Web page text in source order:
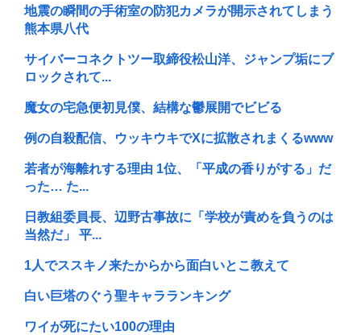
地震の瞬間の手術室の防犯カメラが開示されてしまう
熊本県八代
サイバーコネクトツー取締役松山洋、ジャンプ垢にブ
ロックされて...
魔女の宅急便初見僕、結構な鬱展開でビビる
例の自殺配信、ウッキウキでXに拡散されまくるwww
若者が海離れする理由 1位、「平成の香りがする」だ
った… た...
日教組委員長、辺野古事故に「学校が責めを負うのは
当然だ」 平...
1人でススキノ来たからから面白いとこ教えて
白い巨塔のぐう聖キャラランキング
ワイが死にたい100の理由